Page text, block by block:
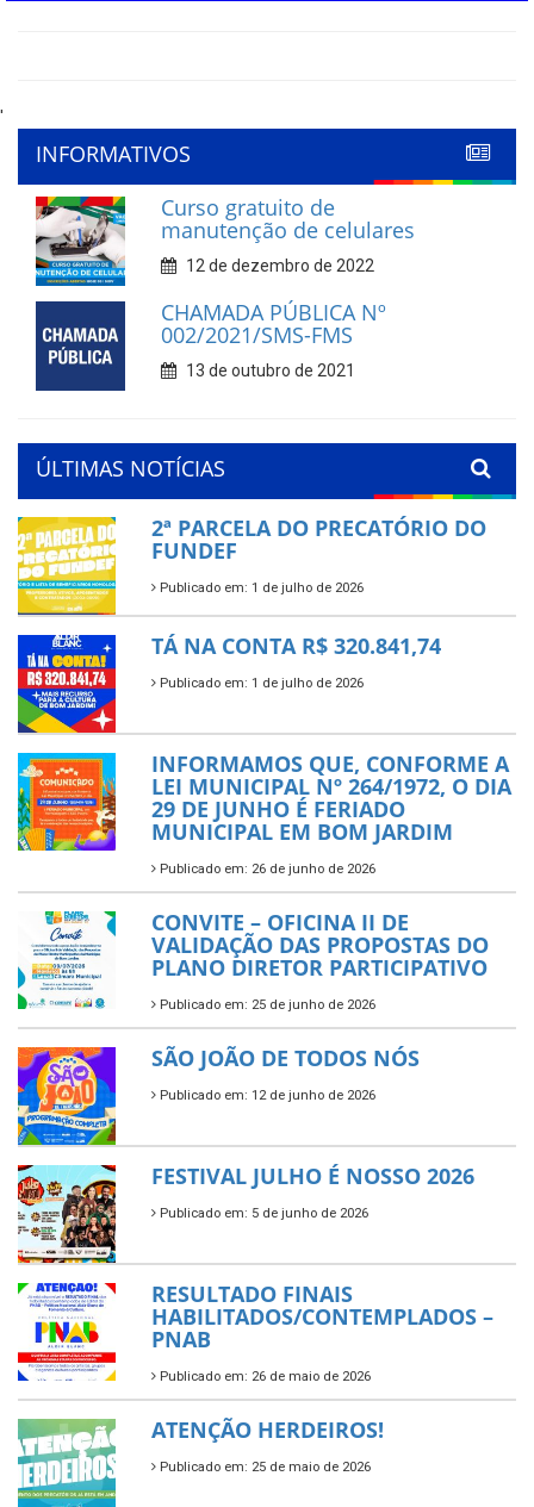
'
INFORMATIVOS
Curso gratuito de
manutenção de celulares
12 de dezembro de 2022
CHAMADA PÚBLICA Nº
002/2021/SMS-FMS
13 de outubro de 2021
ÚLTIMAS NOTÍCIAS
2ª PARCELA DO PRECATÓRIO DO
FUNDEF
Publicado em: 1 de julho de 2026
TÁ NA CONTA R$ 320.841,74
Publicado em: 1 de julho de 2026
INFORMAMOS QUE, CONFORME A
LEI MUNICIPAL Nº 264/1972, O DIA
29 DE JUNHO É FERIADO
MUNICIPAL EM BOM JARDIM
Publicado em: 26 de junho de 2026
CONVITE – OFICINA II DE
VALIDAÇÃO DAS PROPOSTAS DO
PLANO DIRETOR PARTICIPATIVO
Publicado em: 25 de junho de 2026
SÃO JOÃO DE TODOS NÓS
Publicado em: 12 de junho de 2026
FESTIVAL JULHO É NOSSO 2026
Publicado em: 5 de junho de 2026
RESULTADO FINAIS
HABILITADOS/CONTEMPLADOS –
PNAB
Publicado em: 26 de maio de 2026
ATENÇÃO HERDEIROS!
Publicado em: 25 de maio de 2026